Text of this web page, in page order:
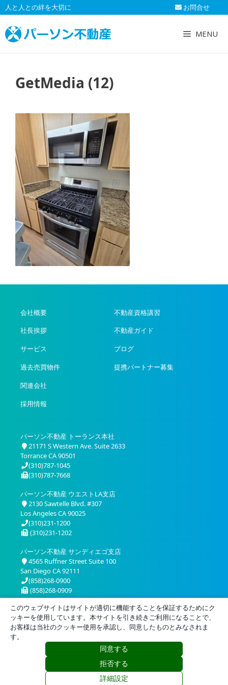
コ
ン
テ
ン
人と人との絆を大切に お問合せ
MENU
GetMedia (12)
会社概要
社長挨拶
サービス
過去売買物件
関連会社
採用情報
不動産資格講習
不動産ガイド
ブログ
提携パートナー募集
パーソン不動産 トーランス本社
21171 S Western Ave. Suite 2633
Torrance CA 90501
(310)787-1045
(310)787-7668
パーソン不動産 ウエストLA支店
2130 Sawtelle Blvd. #307
Los Angeles CA 90025
(310)231-1200
(310)231-1202
パーソン不動産 サンディエゴ支店
4565 Ruffner Street Suite 100
San Diego CA 92111
(858)268-0900
(858)268-0909
© 2026 Person Realty, Inc. All Rights Reserved.
このウェブサイトはサイトが適切に機能することを保証するためにク
ッキーを使用しています。本サイトを引き続きご利用になることで、
お客様は当社のクッキー使用を承認し、同意したものとみなされま
す。
同意する
拒否する
詳細設定